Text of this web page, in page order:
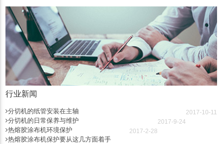
行业新闻
分切机的纸管安装在主轴 2017-10-11
分切机的日常保养与维护 2017-9-24
热熔胶涂布机环境保护 2017-2-28
热熔胶涂布机保护要从这几方面着手